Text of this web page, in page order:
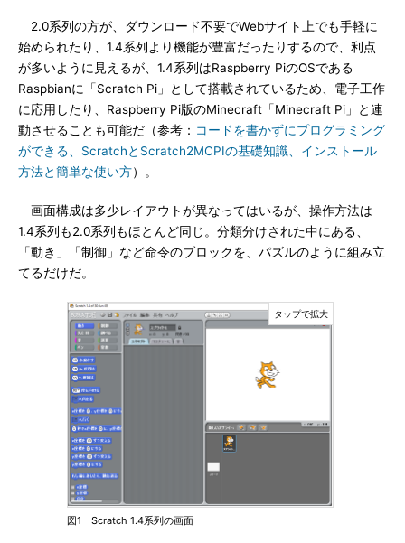
2.0系列の方が、ダウンロード不要でWebサイト上でも手軽に
始められたり、1.4系列より機能が豊富だったりするので、利点
が多いように見えるが、1.4系列はRaspberry PiのOSである
Raspbianに「Scratch Pi」として搭載されているため、電子工作
に応用したり、Raspberry Pi版のMinecraft「Minecraft Pi」と連
動させることも可能だ（参考： コードを書かずにプログラミング
ができる、ScratchとScratch2MCPIの基礎知識、インストール
方法と簡単な使い方）。
画面構成は多少レイアウトが異なってはいるが、操作方法は
1.4系列も2.0系列もほとんど同じ。分類分けされた中にある、
「動き」「制御」など命令のブロックを、パズルのように組み立
てるだけだ。
図1 Scratch 1.4系列の画面